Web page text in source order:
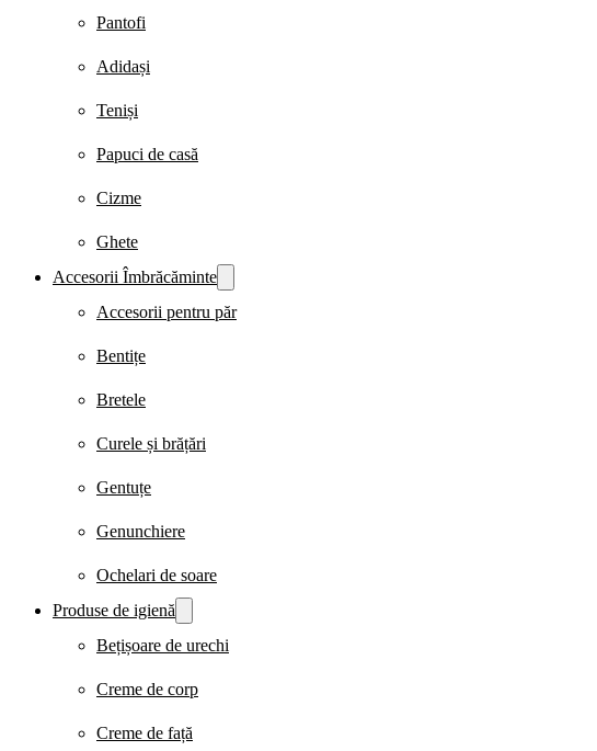
Pantofi
Adidași
Teniși
Papuci de casă
Cizme
Ghete
Accesorii Îmbrăcăminte
Accesorii pentru păr
Bentițe
Bretele
Curele și brățări
Gentuțe
Genunchiere
Ochelari de soare
Produse de igienă
Bețișoare de urechi
Creme de corp
Creme de față